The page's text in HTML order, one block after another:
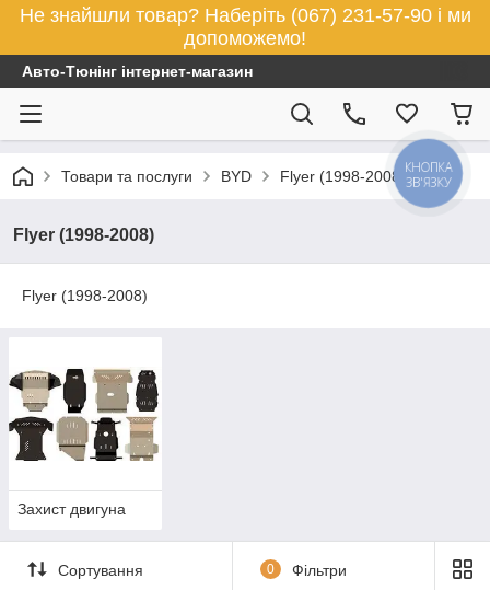
Не знайшли товар? Наберіть (067) 231-57-90 і ми
допоможемо!
Авто-Тюнінг інтернет-магазин
Товари та послуги BYD Flyer (1998-2008)
Flyer (1998-2008)
Flyer (1998-2008)
Захист двигуна
Сортування 0 Фільтри
КНОПКА
ЗВ'ЯЗКУ